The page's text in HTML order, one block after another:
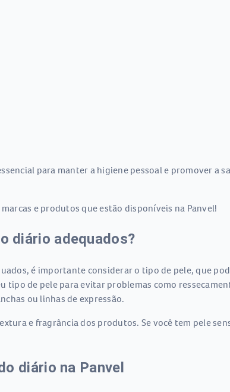
para manter a higiene pessoal e promover a
e produtos que estão disponíveis na Panvel!
diário adequados?
é importante considerar o tipo de pele, que
tipo de pele para evitar problemas como
ou linhas de expressão.
e fragrância dos produtos. Se você tem pele
diário na Panvel